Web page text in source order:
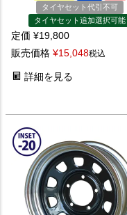
タイヤセット代引不可
タイヤセット追加選択可能
定価 ¥19,800
販売価格 ¥15,048税込
詳細を見る